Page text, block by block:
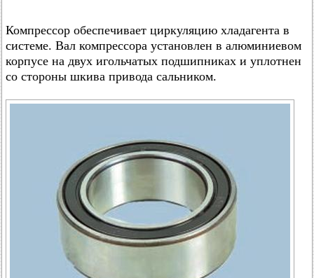
Компрессор обеспечивает циркуляцию хладагента в
системе. Вал компрессора установлен в алюминиевом
корпусе на двух игольчатых подшипниках и уплотнен
со стороны шкива привода сальником.